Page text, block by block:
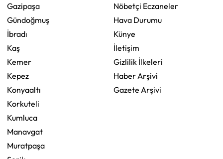
Gazipaşa
Gündoğmuş
İbradı
Kaş
Kemer
Kepez
Konyaaltı
Korkuteli
Kumluca
Manavgat
Muratpaşa
Nöbetçi Eczaneler
Hava Durumu
Künye
İletişim
Gizlilik İlkeleri
Haber Arşivi
Gazete Arşivi